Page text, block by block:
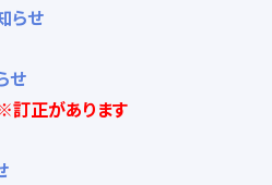
らせ
せ
※訂正があります